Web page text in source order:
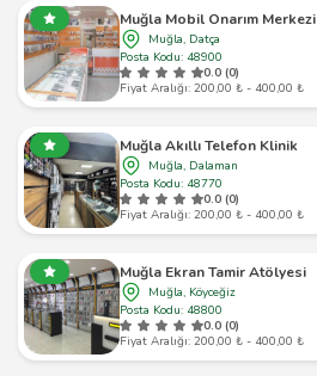
Muğla Mobil Onarım Merkezi
Muğla, Datça
Posta Kodu: 48900
0.0 (0)
Fiyat Aralığı: 200,00 ₺ - 400,00 ₺
Muğla Akıllı Telefon Klinik
Muğla, Dalaman
Posta Kodu: 48770
0.0 (0)
Fiyat Aralığı: 200,00 ₺ - 400,00 ₺
Muğla Ekran Tamir Atölyesi
Muğla, Köyceğiz
Posta Kodu: 48800
0.0 (0)
Fiyat Aralığı: 200,00 ₺ - 400,00 ₺